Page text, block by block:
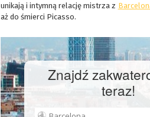
unikają i intymną relację mistrza z
aż do śmierci Picasso.
Znajdź
teraz!